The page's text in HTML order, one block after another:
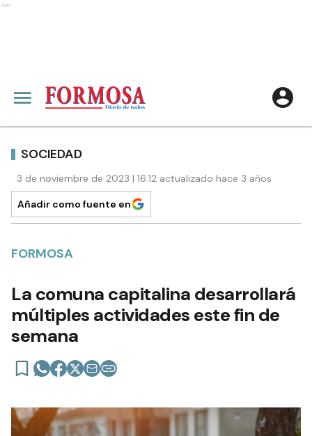
Ads
SOCIEDAD
3 de noviembre de 2023 | 16:12 actualizado hace 3 años
Añadir como fuente en
FORMOSA
La comuna capitalina desarrollará
múltiples actividades este fin de
semana